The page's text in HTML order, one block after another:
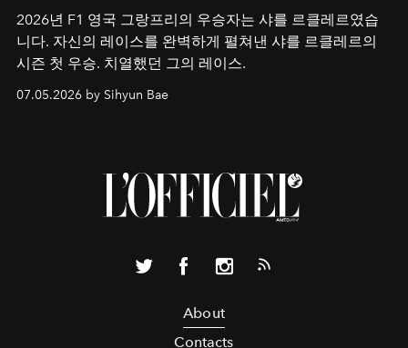
2026년 F1 영국 그랑프리의 우승자는 샤를 르클레르였습
니다. 자신의 레이스를 완벽하게 펼쳐낸 샤를 르클레르의
시즌 첫 우승. 치열했던 그의 레이스.
07.05.2026 by Sihyun Bae
About
Contacts